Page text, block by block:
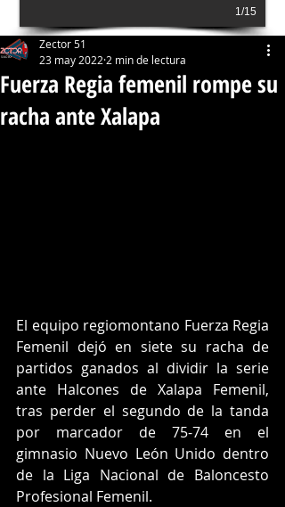
1/15
Fuerza Regia femenil rompe su
racha ante Xalapa
Zector 51
23 may 2022 2 min de lectura
El equipo regiomontano Fuerza Regia
Femenil dejó en siete su racha de
partidos ganados al dividir la serie
ante Halcones de Xalapa Femenil,
tras perder el segundo de la tanda
por marcador de 75-74 en el
gimnasio Nuevo León Unido dentro
de la Liga Nacional de Baloncesto
Profesional Femenil.